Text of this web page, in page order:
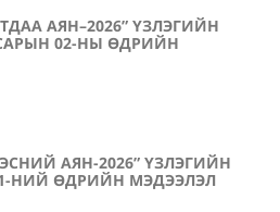
АЯН–2026” ҮЗЛЭГИЙН
02-НЫ ӨДРИЙН
АЯН-2026” ҮЗЛЭГИЙН
НИЙ ӨДРИЙН МЭДЭЭЛЭЛ